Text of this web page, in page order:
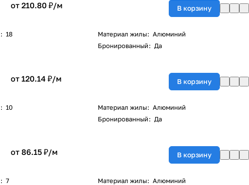
от 210.80 ₽/м В корзину
: 18 Материал жилы: Алюминий
Бронированный: Да
от 120.14 ₽/м В корзину
: 10 Материал жилы: Алюминий
Бронированный: Да
от 86.15 ₽/м В корзину
: 7 Материал жилы: Алюминий